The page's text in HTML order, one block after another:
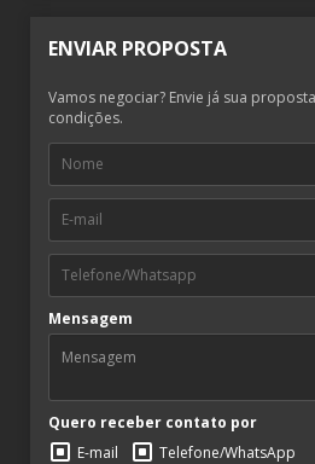
ENVIAR PROPOSTA
Vamos negociar? Envie já sua
condições.
Mensagem
Quero receber contato por
E-mail
Telefone/WhatsApp